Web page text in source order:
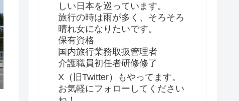
しい日本を巡っています。
旅行の時は雨が多く、そろそろ
晴れ女になりたいです。
保有資格
国内旅行業務取扱管理者
介護職員初任者研修修了
X（旧Twitter）もやってます。
お気軽にフォローしてください